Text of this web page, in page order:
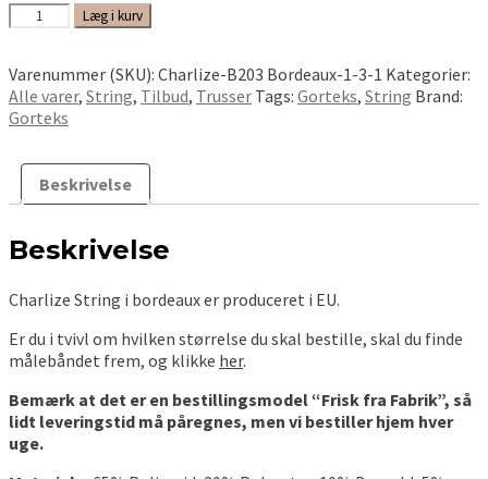
Charlize
String
44/46
antal
Læg i kurv
Varenummer (SKU): Charlize-B203 Bordeaux-1-3-1 Kategorier:
Alle varer, String, Tilbud, Trusser Tags: Gorteks, String Brand:
Gorteks
Beskrivelse
Beskrivelse
Charlize String i bordeaux er produceret i EU.
Er du i tvivl om hvilken størrelse du skal bestille, skal du finde
målebåndet frem, og klikke her.
Bemærk at det er en bestillingsmodel “Frisk fra Fabrik”, så
lidt leveringstid må påregnes, men vi bestiller hjem hver
uge.